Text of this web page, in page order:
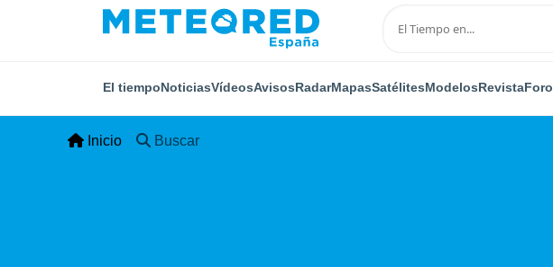
El tiempoNoticiasVídeosAvisosRadarMapasSatélitesModelosRevistaForo
Inicio Buscar